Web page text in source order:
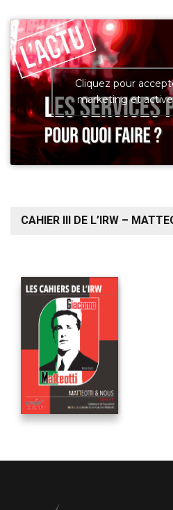
Cliquez pour
marketing et
CAHIER III DE L’IRW –